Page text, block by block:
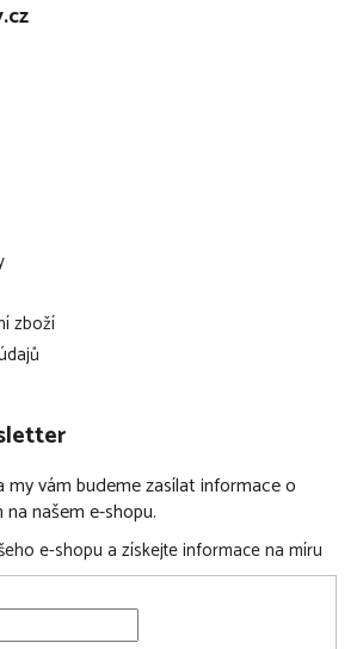
zboží
my vám budeme zasílat informace o
našem e-shopu.
e-shopu a získejte informace na míru